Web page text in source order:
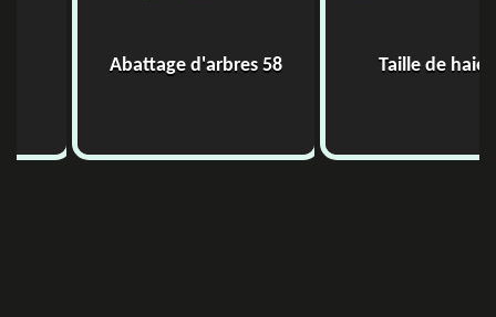
Abattage d'arbres 58 Taille de haie